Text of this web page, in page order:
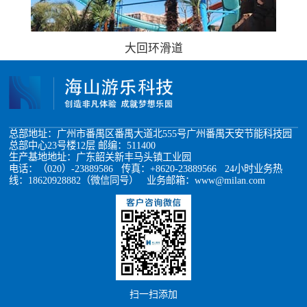
大回环滑道
总部地址：广州市番禺区番禺大道北555号广州番禺天安节能科技园
总部中心23号楼12层 邮编：511400
生产基地地址：广东韶关新丰马头镇工业园
电话：（020）-23889586 传真：+8620-23889566 24小时业务热
线：18620928882（微信同号） 业务邮箱：www@milan.com
扫一扫添加